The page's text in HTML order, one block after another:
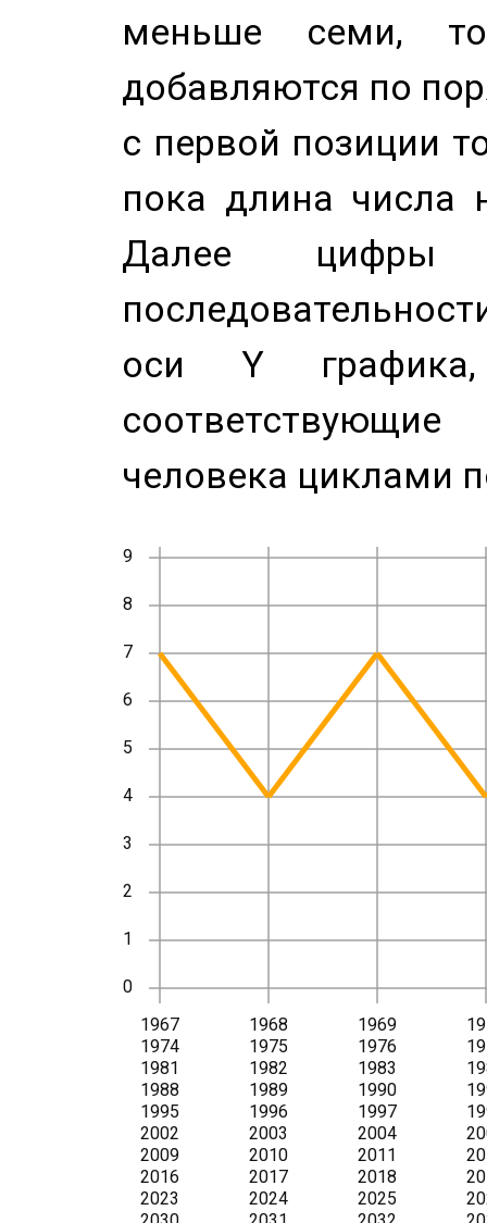
меньше семи,
добавляются по
с первой позиции
пока длина числа
Далее цифры
оси Y
человека циклами